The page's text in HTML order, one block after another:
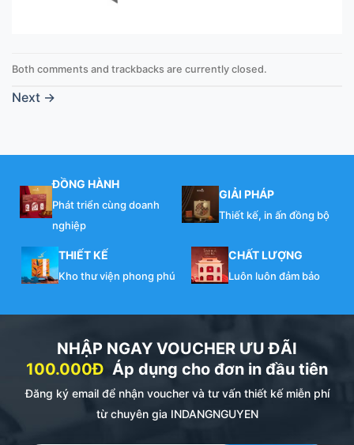
Both comments and trackbacks are currently closed.
Next →
ĐỒNG HÀNH
Phát triển cùng doanh
nghiệp
GIẢI PHÁP
Thiết kế, in ấn đồng bộ
THIẾT KẾ
Kho thư viện phong phú
CHẤT LƯỢNG
Luôn luôn đảm bảo
NHẬP NGAY VOUCHER ƯU ĐÃI
100.000Đ Áp dụng cho đơn in đầu tiên
Đăng ký email để nhận voucher và tư vấn thiết kế miễn phí
từ chuyên gia INDANGNGUYEN